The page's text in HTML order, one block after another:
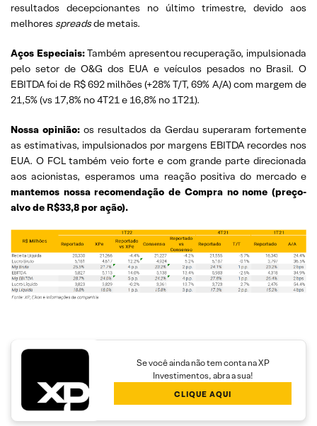
resultados decepcionantes no último trimestre, devido aos
melhores spreadsde metais.
Aços Especiais:Também apresentou recuperação, impulsionada
pelo setor de O&G dos EUA e veículos pesados ​​no Brasil. O
EBITDA foi de R$ 692 milhões (+28% T/T, 69% A/A) com margem de
21,5% (vs 17,8% no 4T21 e 16,8% no 1T21).
Nossa opinião: os resultados da Gerdau superaram fortemente
as estimativas, impulsionados por margens EBITDA recordes nos
EUA. O FCL também veio forte e com grande parte direcionada
aos acionistas, esperamos uma reação positiva do mercado e
mantemos nossa recomendação de Compra no nome (preço-
alvo de R$33,8 por ação).
Se você ainda não tem conta na XP
Investimentos, abra a sua!
CLIQUE AQUI